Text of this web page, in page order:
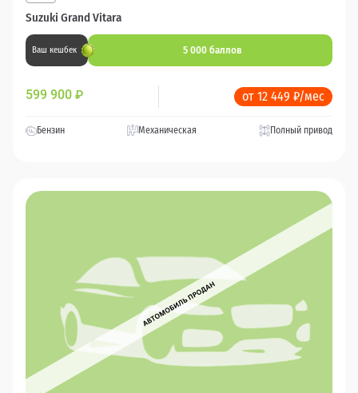
Suzuki Grand Vitara
Ваш кешбек 5 000 баллов
599 900 ₽ от 12 449 ₽/мес
Бензин Механическая Полный привод